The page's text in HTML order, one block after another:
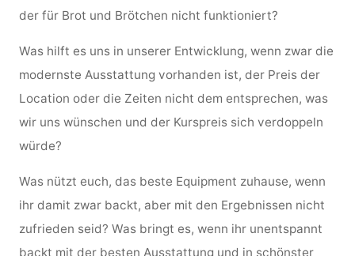
der für Brot und Brötchen nicht funktioniert?
Was hilft es uns in unserer Entwicklung, wenn zwar die
modernste Ausstattung vorhanden ist, der Preis der
Location oder die Zeiten nicht dem entsprechen, was
wir uns wünschen und der Kurspreis sich verdoppeln
würde?
Was nützt euch, das beste Equipment zuhause, wenn
ihr damit zwar backt, aber mit den Ergebnissen nicht
zufrieden seid? Was bringt es, wenn ihr unentspannt
backt mit der besten Ausstattung und in schönster